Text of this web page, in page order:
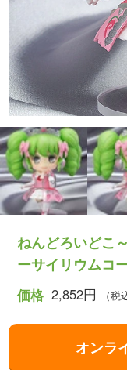
ねんどろいどこ
ーサイリウムコ
価格 2,852円 （税
オンラ